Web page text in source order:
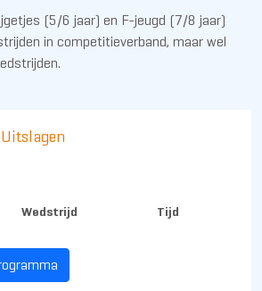
(5/6 jaar) en F-jeugd (7/8 jaar)
in competitieverband, maar wel
Uitslagen
Wedstrijd Tijd